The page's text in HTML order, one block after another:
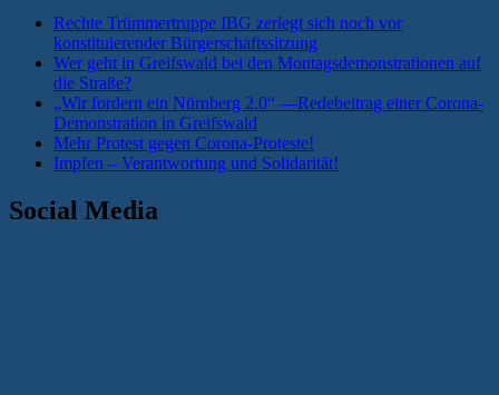
Rechte Trümmertruppe IBG zerlegt sich noch vor
konstituierender Bürgerschaftssitzung
Wer geht in Greifswald bei den Montagsdemonstrationen auf
die Straße?
„Wir fordern ein Nürnberg 2.0“ —Redebeitrag einer Corona-
Demonstration in Greifswald
Mehr Protest gegen Corona-Proteste!
Impfen – Verantwortung und Solidarität!
Social Media